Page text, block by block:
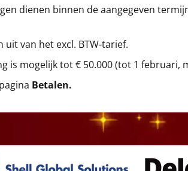
dienen binnen de aangegeven
uit van het excl. BTW-tarief.
is mogelijk tot € 50.000 (tot 1 februari,
Betalen.